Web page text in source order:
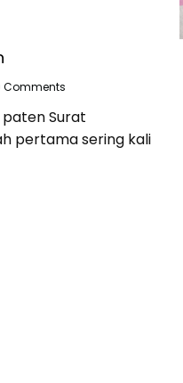
Comments
Surat
pertama sering kali